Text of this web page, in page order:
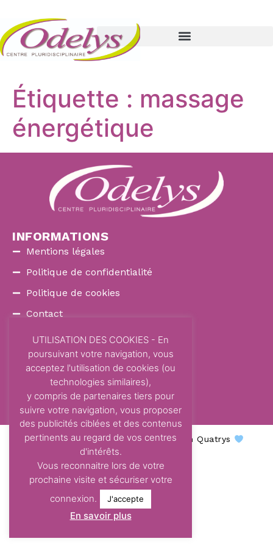
Étiquette : massage
énergétique
INFORMATIONS
Mentions légales
Politique de confidentialité
Politique de cookies
Contact
COORDONNÉES
87 Avenue Dom Vayssette
Route de Brens
81600 Gaillac
contact@centre-odelys.fr
Centre Odelys © 2026 - Une création Quatrys
UTILISATION DES COOKIES - En
poursuivant votre navigation, vous
acceptez l'utilisation de cookies (ou
technologies similaires),
y compris de partenaires tiers pour
suivre votre navigation, vous proposer
des publicités ciblées et des contenus
pertinents au regard de vos centres
d'intérêts.
Vous reconnaitre lors de votre
prochaine visite et sécuriser votre
connexion.
J'accepte
En savoir plus